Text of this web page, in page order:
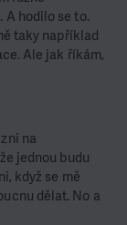
A hodilo se to.
taky například
Ale jak říkám,
na
jednou budu
když se mě
dělat. No a